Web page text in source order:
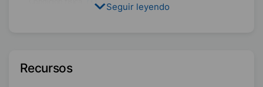
Seguir leyendo
Recursos